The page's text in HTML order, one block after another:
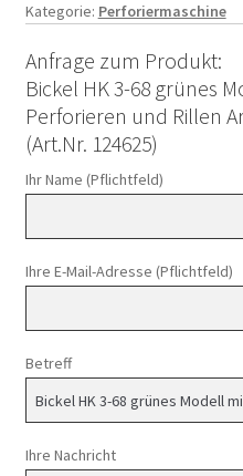
Kategorie: Perforiermaschine
Anfrage zum Produkt:
Bickel HK 3-68 grünes
Perforieren und Rillen
(Art.Nr. 124625)
Ihr Name (Pflichtfeld)
Ihre E-Mail-Adresse (Pflichtfeld)
Betreff
Ihre Nachricht